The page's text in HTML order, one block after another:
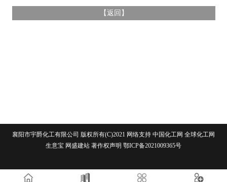
【 返回 】
襄阳市宇爵化工有限公司 版权所有(C)2021 网络支持 中国化工网 全球化工网
生意宝 网盛建站 著作权声明 鄂ICP备2021009365号